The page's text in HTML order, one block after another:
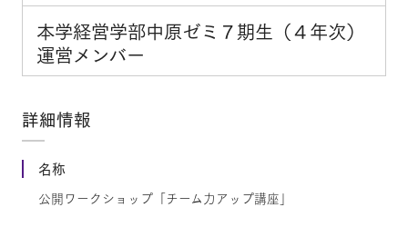
本学経営学部中原ゼミ７期生（４年次）
運営メンバー
詳細情報
名称
公開ワークショップ「チーム力アップ講座」